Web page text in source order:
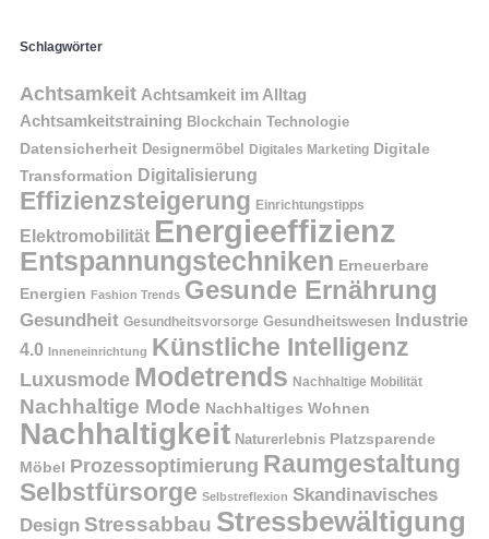
Schlagwörter
Achtsamkeit Achtsamkeit im Alltag
Achtsamkeitstraining Blockchain Technologie
Datensicherheit Designermöbel Digitales Marketing Digitale
Transformation Digitalisierung
Effizienzsteigerung Einrichtungstipps
Elektromobilität Energieeffizienz
Entspannungstechniken Erneuerbare
Energien Fashion Trends Gesunde Ernährung
Gesundheit Gesundheitsvorsorge Gesundheitswesen
Industrie
4.0
Inneneinrichtung Künstliche Intelligenz
Luxusmode Modetrends Nachhaltige Mobilität
Nachhaltige Mode Nachhaltiges Wohnen
Nachhaltigkeit Naturerlebnis Platzsparende
Möbel
Prozessoptimierung Raumgestaltung
Selbstfürsorge Selbstreflexion Skandinavisches
Design Stressabbau Stressbewältigung